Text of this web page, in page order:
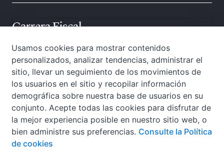
Carrera Fiscal
Atención ciudadana
Usamos cookies para mostrar contenidos
personalizados, analizar tendencias, administrar el
sitio, llevar un seguimiento de los movimientos de
los usuarios en el sitio y recopilar información
demográfica sobre nuestra base de usuarios en su
conjunto. Acepte todas las cookies para disfrutar de
la mejor experiencia posible en nuestro sitio web, o
bien administre sus preferencias. Consulte la Política
de cookies